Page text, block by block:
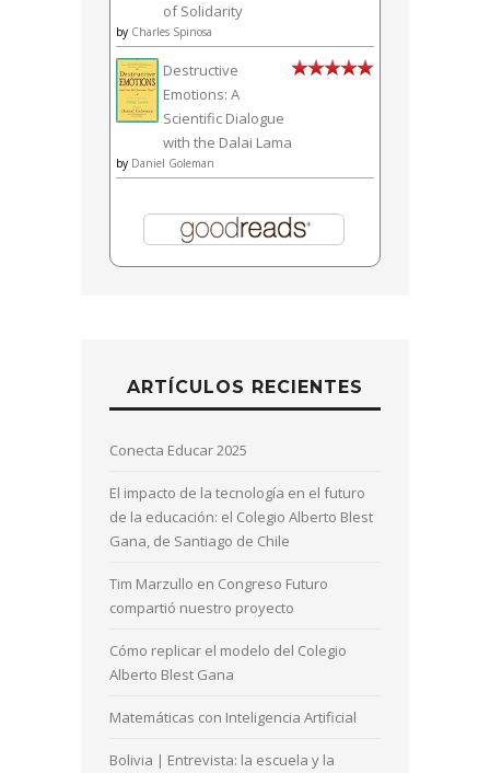
of Solidarity
by Charles Spinosa
Destructive
Emotions: A
Scientific Dialogue
with the Dalai Lama
by Daniel Goleman
ARTÍCULOS RECIENTES
Conecta Educar 2025
El impacto de la tecnología en el futuro
de la educación: el Colegio Alberto Blest
Gana, de Santiago de Chile
Tim Marzullo en Congreso Futuro
compartió nuestro proyecto
Cómo replicar el modelo del Colegio
Alberto Blest Gana
Matemáticas con Inteligencia Artificial
Bolivia | Entrevista: la escuela y la